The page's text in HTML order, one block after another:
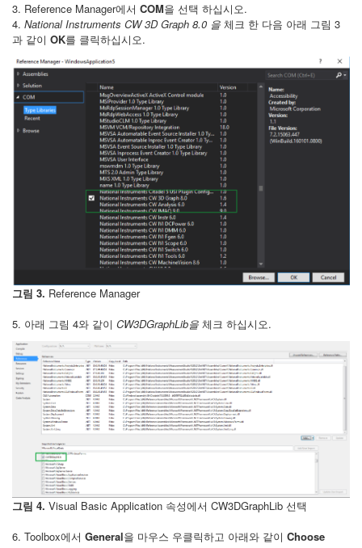
3. Reference Manager에서 COM을 선택 하십시오.
4. National Instruments CW 3D Graph 8.0 을 체크 한 다음 아래 그림 3
과 같이 OK를 클릭하십시오.
그림 3. Reference Manager
5. 아래 그림 4와 같이 CW3DGraphLib을 체크 하십시오.
그림 4. Visual Basic Application 속성에서 CW3DGraphLib 선택
6. Toolbox에서 General을 마우스 우클릭하고 아래와 같이 Choose